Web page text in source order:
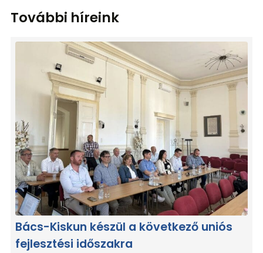
További híreink
Bács-Kiskun készül a következő uniós
fejlesztési időszakra